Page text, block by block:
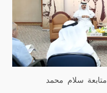
متابعة سلام محمد